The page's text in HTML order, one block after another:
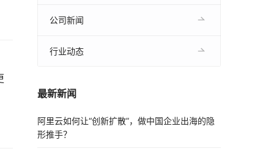
公司新闻
行业动态
最新新闻
阿里云如何让“创新扩散”，做中国企业出海的隐
形推手？